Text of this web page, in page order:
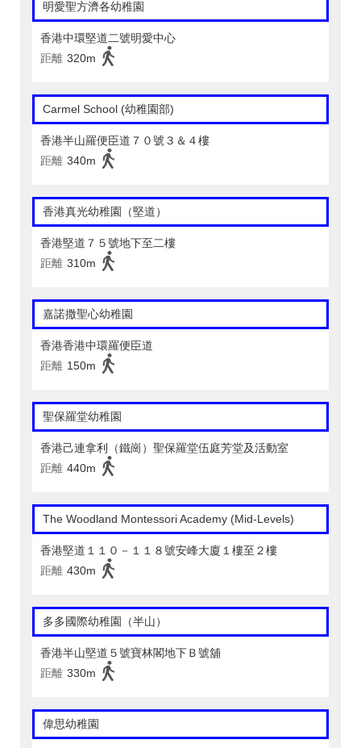
明愛聖方濟各幼稚園
香港中環堅道二號明愛中心
距離 320m
Carmel School (幼稚園部)
香港半山羅便臣道７０號３＆４樓
距離 340m
香港真光幼稚園（堅道）
香港堅道７５號地下至二樓
距離 310m
嘉諾撒聖心幼稚園
香港香港中環羅便臣道
距離 150m
聖保羅堂幼稚園
香港己連拿利（鐵崗）聖保羅堂伍庭芳堂及活動室
距離 440m
The Woodland Montessori Academy (Mid-Levels)
香港堅道１１０－１１８號安峰大廈１樓至２樓
距離 430m
多多國際幼稚園（半山）
香港半山堅道５號寶林閣地下Ｂ號舖
距離 330m
偉思幼稚園